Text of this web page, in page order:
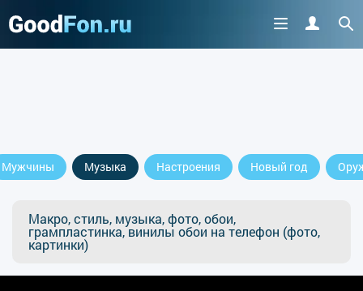
Мужчины Музыка Настроения Новый год
Макро, стиль, музыка, фото, обои,
грампластинка, винилы обои на телефон (фото,
картинки)